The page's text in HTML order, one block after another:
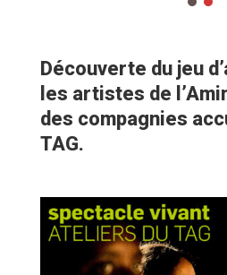
Découverte du jeu
les artistes de
des compagnies
TAG.